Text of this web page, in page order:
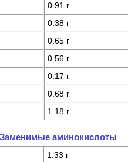
0.91 г
0.38 г
0.65 г
0.56 г
0.17 г
0.68 г
1.18 г
Заменимые аминокислоты
1.33 г